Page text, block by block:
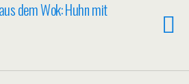
dem Wok: Huhn mit